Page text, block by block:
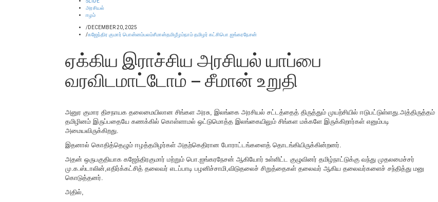
அரசியல்
ஈழம்
/DECEMBER 20, 2025
/கஜேந்திர குமார் பொன்னம்பலம்சீமான்தமிழீழம்நாம் தமிழர் கட்சிபொ.ஐங்கரநேசன்
ஏக்கிய இராச்சிய அரசியல் யாப்பை
வரவிடமாட்டோம் – சீமான் உறுதி
அனுர குமார திசநாயக தலைமையிலான சிங்கள அரசு, இலங்கை அரசியல் சட்டத்தைத் திருத்தும் முயற்சியில் ஈடுபட்டுள்ளது.அத்திருத்தம்
தமிழினம் இருப்பதையே கணக்கில் கொள்ளாமல் ஒட்டுமொத்த இலங்கையிலும் சிங்கள மக்களே இருக்கிறார்கள் எனும்படி
அமையவிருக்கிறது.
இதனால் கொதித்தெழும் ஈழத்தமிழர்கள் அதற்கெதிரான போராட்டங்களைத் தொடங்கியிருக்கின்றனர்.
அதன் ஒருபகுதியாக கஜேந்திரகுமார் மற்றும் பொ.ஐங்கரநேசன் ஆகியோர் உள்ளிட்ட குழுவினர் தமிழ்நாட்டுக்கு வந்து முதலமைச்சர்
மு.க.ஸ்டாலின்,எதிர்க்கட்சித் தலைவர் எடப்பாடி பழனிச்சாமி,விடுதலைச் சிறுத்தைகள் தலைவர் ஆகிய தலைவர்களைச் சந்தித்து மனு
கொடுத்தனர்.
அதில்,